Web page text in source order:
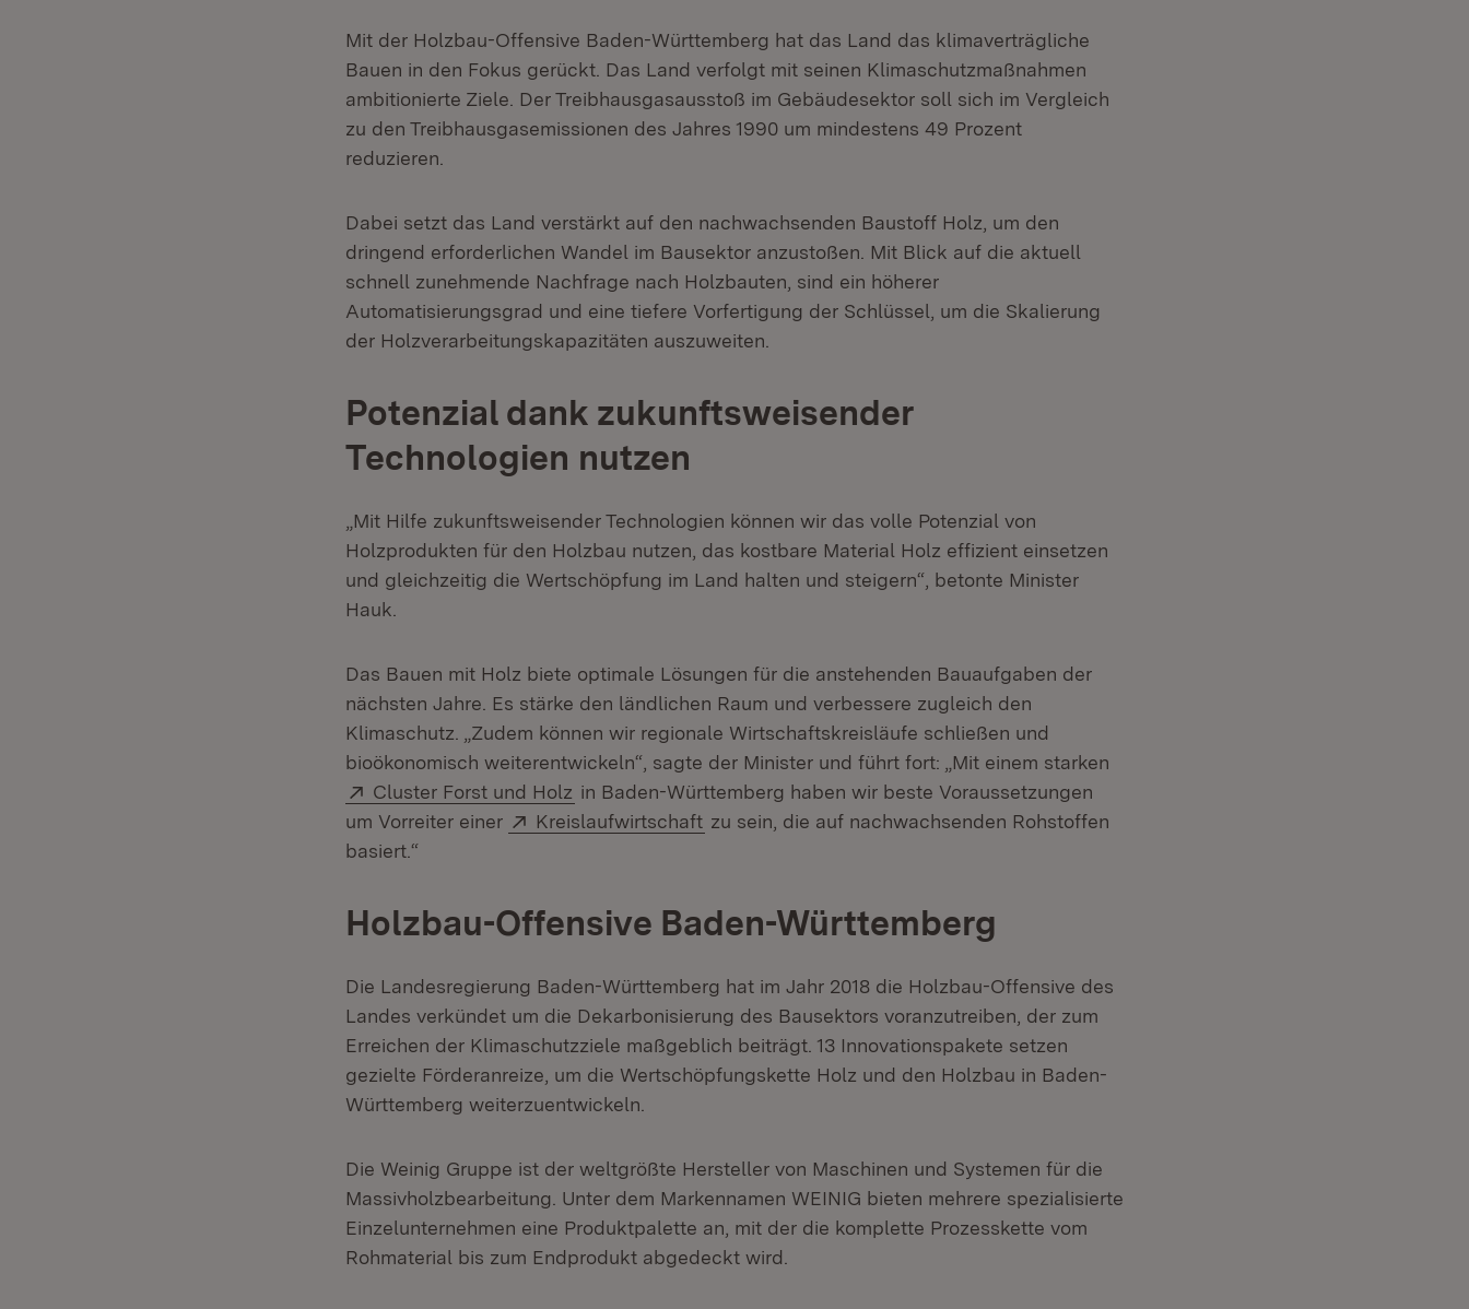
Mit der Holzbau-Offensive Baden-Württemberg hat das Land das klimaverträgliche
Bauen in den Fokus gerückt. Das Land verfolgt mit seinen Klimaschutzmaßnahmen
ambitionierte Ziele. Der Treibhausgasausstoß im Gebäudesektor soll sich im Vergleich
zu den Treibhausgasemissionen des Jahres 1990 um mindestens 49 Prozent
reduzieren.
Dabei setzt das Land verstärkt auf den nachwachsenden Baustoff Holz, um den
dringend erforderlichen Wandel im Bausektor anzustoßen. Mit Blick auf die aktuell
schnell zunehmende Nachfrage nach Holzbauten, sind ein höherer
Automatisierungsgrad und eine tiefere Vorfertigung der Schlüssel, um die Skalierung
der Holzverarbeitungskapazitäten auszuweiten.
Potenzial dank zukunftsweisender
Technologien nutzen
„Mit Hilfe zukunftsweisender Technologien können wir das volle Potenzial von
Holzprodukten für den Holzbau nutzen, das kostbare Material Holz effizient einsetzen
und gleichzeitig die Wertschöpfung im Land halten und steigern“, betonte Minister
Hauk.
Das Bauen mit Holz biete optimale Lösungen für die anstehenden Bauaufgaben der
nächsten Jahre. Es stärke den ländlichen Raum und verbessere zugleich den
Klimaschutz. „Zudem können wir regionale Wirtschaftskreisläufe schließen und
bioökonomisch weiterentwickeln“, sagte der Minister und führt fort: „Mit einem starken
Extern:
Cluster Forst und Holz (Öffnet in neuem Fenster)
in Baden-Württemberg haben wir beste Voraussetzungen
um Vorreiter einer
Extern:
Kreislaufwirtschaft (Öffnet in neuem Fenster)
zu sein, die auf nachwachsenden Rohstoffen
basiert.“
Holzbau-Offensive Baden-Württemberg
Die Landesregierung Baden-Württemberg hat im Jahr 2018 die Holzbau-Offensive des
Landes verkündet um die Dekarbonisierung des Bausektors voranzutreiben, der zum
Erreichen der Klimaschutzziele maßgeblich beiträgt. 13 Innovationspakete setzen
gezielte Förderanreize, um die Wertschöpfungskette Holz und den Holzbau in Baden-
Württemberg weiterzuentwickeln.
Die Weinig Gruppe ist der weltgrößte Hersteller von Maschinen und Systemen für die
Massivholzbearbeitung. Unter dem Markennamen WEINIG bieten mehrere spezialisierte
Einzelunternehmen eine Produktpalette an, mit der die komplette Prozesskette vom
Rohmaterial bis zum Endprodukt abgedeckt wird.